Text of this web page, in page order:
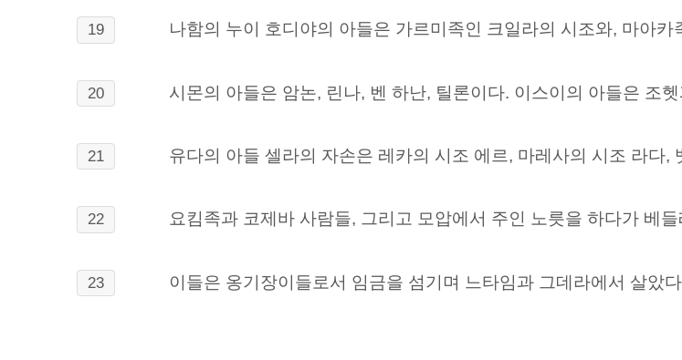
19 나함의 누이 호디야의 아들은 가르미족인 크일라의 시조와, 마아카
20 시몬의 아들은 암논, 린나, 벤 하난, 틸론이다. 이스이의 아들은 조
21 유다의 아들 셀라의 자손은 레카의 시조 에르, 마레사의 시조 라다,
22 요킴족과 코제바 사람들, 그리고 모압에서 주인 노릇을 하다가 베
23 이들은 옹기장이들로서 임금을 섬기며 느타임과 그데라에서 살았